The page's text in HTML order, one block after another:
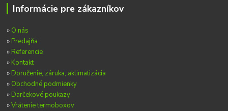
Informácie pre zákazníkov
» O nás
» Predajňa
» Referencie
» Kontakt
» Doručenie, záruka, aklimatizácia
» Obchodné podmienky
» Darčekové poukazy
»Vrátenie termoboxov